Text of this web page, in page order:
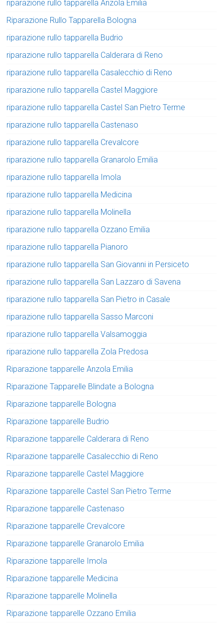
riparazione rullo tapparella Anzola Emilia
Riparazione Rullo Tapparella Bologna
riparazione rullo tapparella Budrio
riparazione rullo tapparella Calderara di Reno
riparazione rullo tapparella Casalecchio di Reno
riparazione rullo tapparella Castel Maggiore
riparazione rullo tapparella Castel San Pietro Terme
riparazione rullo tapparella Castenaso
riparazione rullo tapparella Crevalcore
riparazione rullo tapparella Granarolo Emilia
riparazione rullo tapparella Imola
riparazione rullo tapparella Medicina
riparazione rullo tapparella Molinella
riparazione rullo tapparella Ozzano Emilia
riparazione rullo tapparella Pianoro
riparazione rullo tapparella San Giovanni in Persiceto
riparazione rullo tapparella San Lazzaro di Savena
riparazione rullo tapparella San Pietro in Casale
riparazione rullo tapparella Sasso Marconi
riparazione rullo tapparella Valsamoggia
riparazione rullo tapparella Zola Predosa
Riparazione tapparelle Anzola Emilia
Riparazione Tapparelle Blindate a Bologna
Riparazione tapparelle Bologna
Riparazione tapparelle Budrio
Riparazione tapparelle Calderara di Reno
Riparazione tapparelle Casalecchio di Reno
Riparazione tapparelle Castel Maggiore
Riparazione tapparelle Castel San Pietro Terme
Riparazione tapparelle Castenaso
Riparazione tapparelle Crevalcore
Riparazione tapparelle Granarolo Emilia
Riparazione tapparelle Imola
Riparazione tapparelle Medicina
Riparazione tapparelle Molinella
Riparazione tapparelle Ozzano Emilia